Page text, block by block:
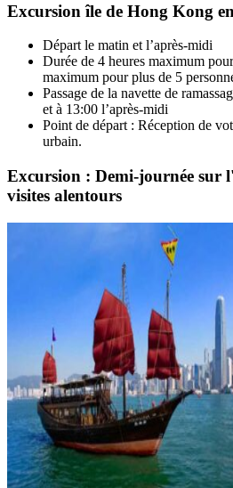
Excursion île de Hong Kong
Départ le matin et l’après-midi
Durée de 4 heures maximum
maximum pour plus de 5
Passage de la navette de
et à 13:00 l’après-midi
Point de départ : Réception de
urbain.
Excursion : Demi-journée sur
visites alentours